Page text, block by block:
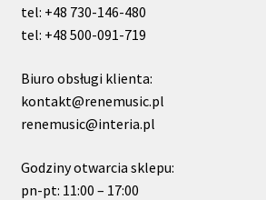
tel: +48 730-146-480
tel: +48 500-091-719
Biuro obsługi klienta:
kontakt@renemusic.pl
renemusic@interia.pl
Godziny otwarcia sklepu:
pn-pt: 11:00 – 17:00